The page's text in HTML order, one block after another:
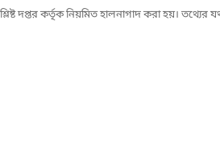
দপ্তর কর্তৃক নিয়মিত হালনাগাদ করা হয়। তথ্যের